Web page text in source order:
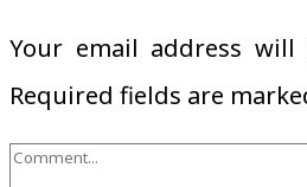
Your email address
Required fields are